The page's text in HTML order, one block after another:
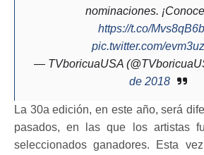
nominaciones.
https://t.co/
pic.twitter.com/
— TVboricuaUSA
de 2018
La 30a edición, en este año, será
pasados, en las que los artistas
seleccionados ganadores. Esta